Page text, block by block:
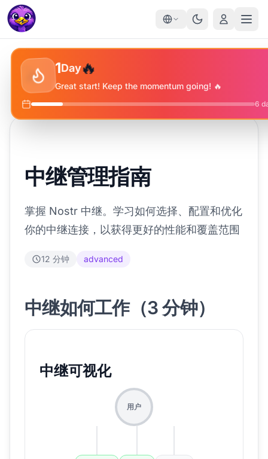
🔥
✨
⭐ 1Day🔥
Great start! Keep the momentum going! 🔥
6
中继管理指南
掌握 Nostr 中继。学习如何选择、配置和优化
你的中继连接，以获得更好的性能和覆盖范围
12 分钟 advanced
中继如何工作（3 分钟）
中继可视化
用户